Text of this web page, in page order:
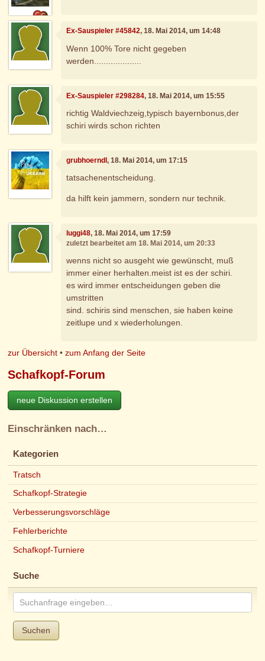
Ex-Sauspieler #45842, 18. Mai 2014, um 14:48
Wenn 100% Tore nicht gegeben
werden....................
Ex-Sauspieler #298284, 18. Mai 2014, um 15:55
richtig Waldviechzeig,typisch bayernbonus,der
schiri wirds schon richten
grubhoerndl, 18. Mai 2014, um 17:15
tatsachenentscheidung.
da hilft kein jammern, sondern nur technik.
luggi48, 18. Mai 2014, um 17:59
zuletzt bearbeitet am 18. Mai 2014, um 20:33
wenns nicht so ausgeht wie gewünscht, muß
immer einer herhalten.meist ist es der schiri.
es wird immer entscheidungen geben die
umstritten
sind. schiris sind menschen, sie haben keine
zeitlupe und x wiederholungen.
zur Übersicht •zum Anfang der Seite
Schafkopf-Forum
neue Diskussion erstellen
Einschränken nach…
Kategorien
Tratsch
Schafkopf-Strategie
Verbesserungsvorschläge
Fehlerberichte
Schafkopf-Turniere
Suche
Suchen